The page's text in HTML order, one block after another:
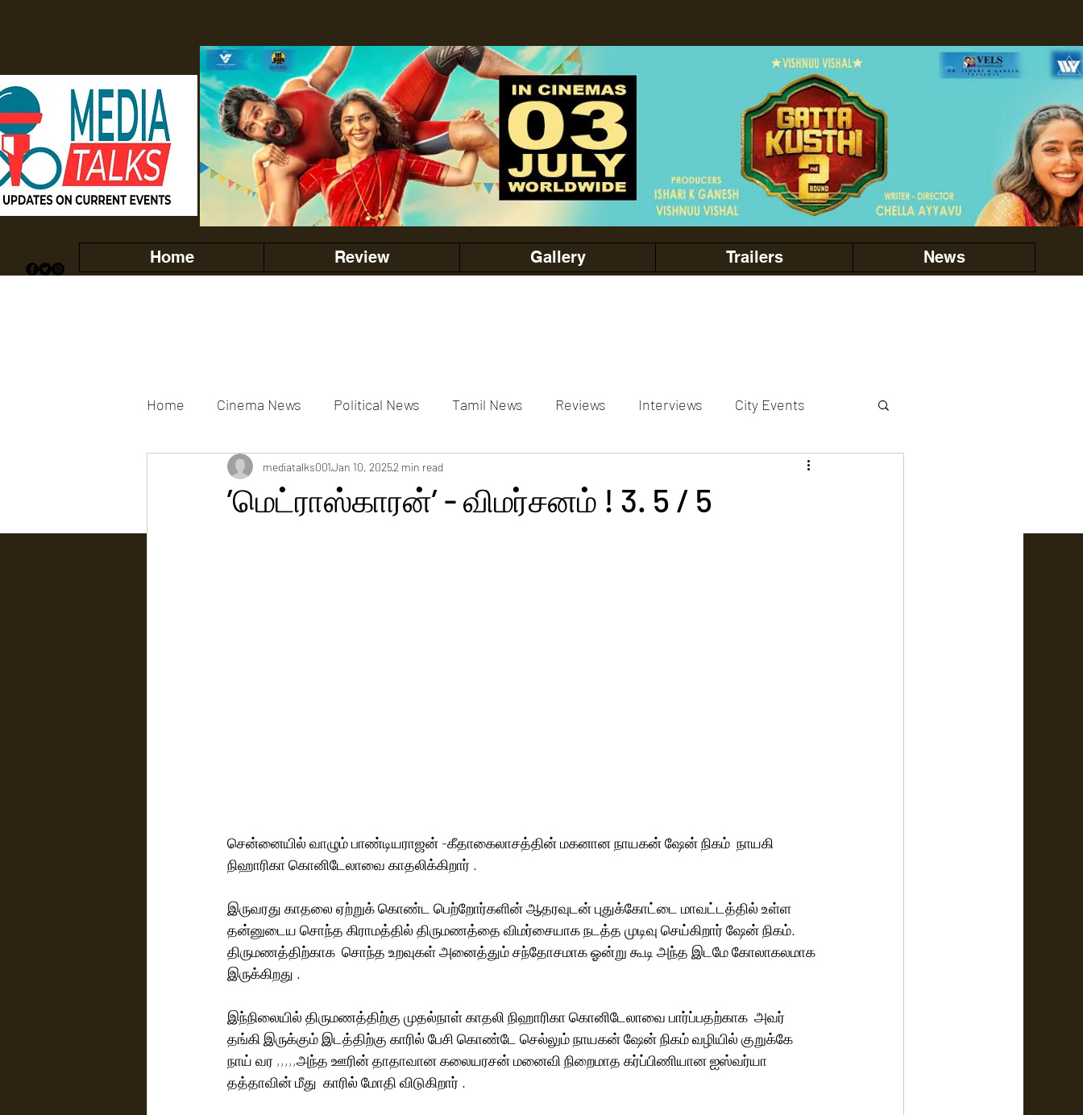
Home Review Gallery Trailers News
Home Cinema News Political News Tamil News Reviews Interviews City Events
Movies Gallery Actress Gallery Events Gallery actors gallery
’மெட்ராஸ்காரன்’ - விமர்சனம் ! 3. 5 / 5
mediatalks001Jan 10, 20252 min read
சென்னையில் வாழும் பாண்டியராஜன் -கீதாகைலாசத்தின் மகனான நாயகன் ஷேன் நிகம்  நாயகி
நிஹாரிகா கொனிடேலாவை காதலிக்கிறார் .
இருவரது காதலை ஏற்றுக் கொண்ட பெற்றோர்களின் ஆதரவுடன் புதுக்கோட்டை மாவட்டத்தில் உள்ள
தன்னுடைய சொந்த கிராமத்தில் திருமணத்தை விமர்சையாக நடத்த முடிவு செய்கிறார் ஷேன் நிகம்.
திருமணத்திற்காக  சொந்த உறவுகள் அனைத்தும் சந்தோசமாக ஓன்று கூடி அந்த இடமே கோலாகலமாக
இருக்கிறது .
இந்நிலையில் திருமணத்திற்கு முதல்நாள் காதலி நிஹாரிகா கொனிடேலாவை பார்ப்பதற்காக  அவர்
தங்கி இருக்கும் இடத்திற்கு காரில் பேசி கொண்டே செல்லும் நாயகன் ஷேன் நிகம் வழியில் குறுக்கே
நாய் வர ,,,,,அந்த ஊரின் தாதாவான கலையரசன் மனைவி நிறைமாத கர்ப்பிணியான ஐஸ்வர்யா
தத்தாவின் மீது  காரில் மோதி விடுகிறார் .